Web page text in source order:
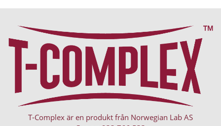
T-Complex är en produkt från Norwegian Lab AS